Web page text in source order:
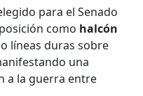
para el Senado
como halcón
líneas duras sobre
una
a la guerra entre